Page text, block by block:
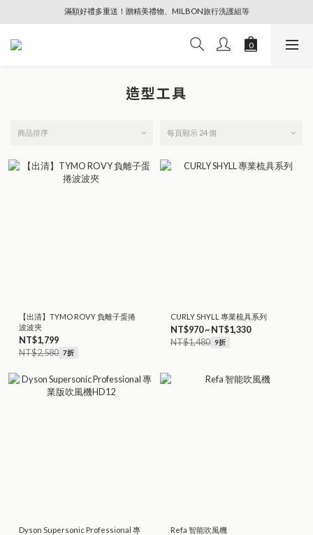
🔥88節專屬奢寵、全館限時優惠【點擊查看】
滿額好禮多重送！贈精美禮物、MILBON旅行洗護組等
造型工具
商品排序 每頁顯示 24 個
【出清】TYMO ROVY 負離子蛋捲
波波夾
NT$1,799
NT$2,580 7折
CURLY SHYLL 專業梳具系列
NT$970 ~ NT$1,330
NT$1,480 9折
Dyson Supersonic Professional 專
Refa 智能吹風機